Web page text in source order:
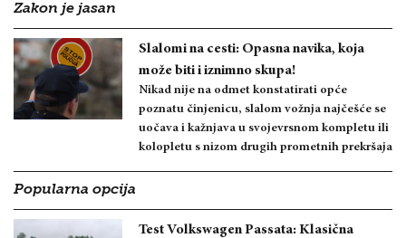
Zakon je jasan
Slalomi na cesti: Opasna navika, koja
može biti i iznimno skupa!
Nikad nije na odmet konstatirati opće
poznatu činjenicu, slalom vožnja najčešće se
uočava i kažnjava u svojevrsnom kompletu ili
kolopletu s nizom drugih prometnih prekršaja
Popularna opcija
Test Volkswagen Passata: Klasična